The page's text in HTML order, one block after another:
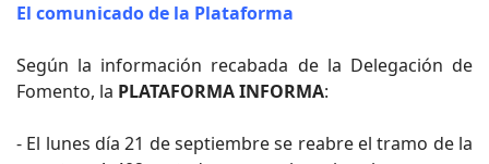
El comunicado de la Plataforma
Según la información recabada de la Delegación de
Fomento, la PLATAFORMA INFORMA:
- El lunes día 21 de septiembre se reabre el tramo de la